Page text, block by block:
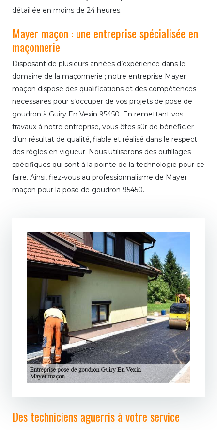
détaillée en moins de 24 heures.
Mayer maçon : une entreprise spécialisée en
maçonnerie
Disposant de plusieurs années d’expérience dans le
domaine de la maçonnerie ; notre entreprise Mayer
maçon dispose des qualifications et des compétences
nécessaires pour s’occuper de vos projets de pose de
goudron à Guiry En Vexin 95450. En remettant vos
travaux à notre entreprise, vous êtes sûr de bénéficier
d’un résultat de qualité, fiable et réalisé dans le respect
des règles en vigueur. Nous utiliserons des outillages
spécifiques qui sont à la pointe de la technologie pour ce
faire. Ainsi, fiez-vous au professionnalisme de Mayer
maçon pour la pose de goudron 95450.
Des techniciens aguerris à votre service